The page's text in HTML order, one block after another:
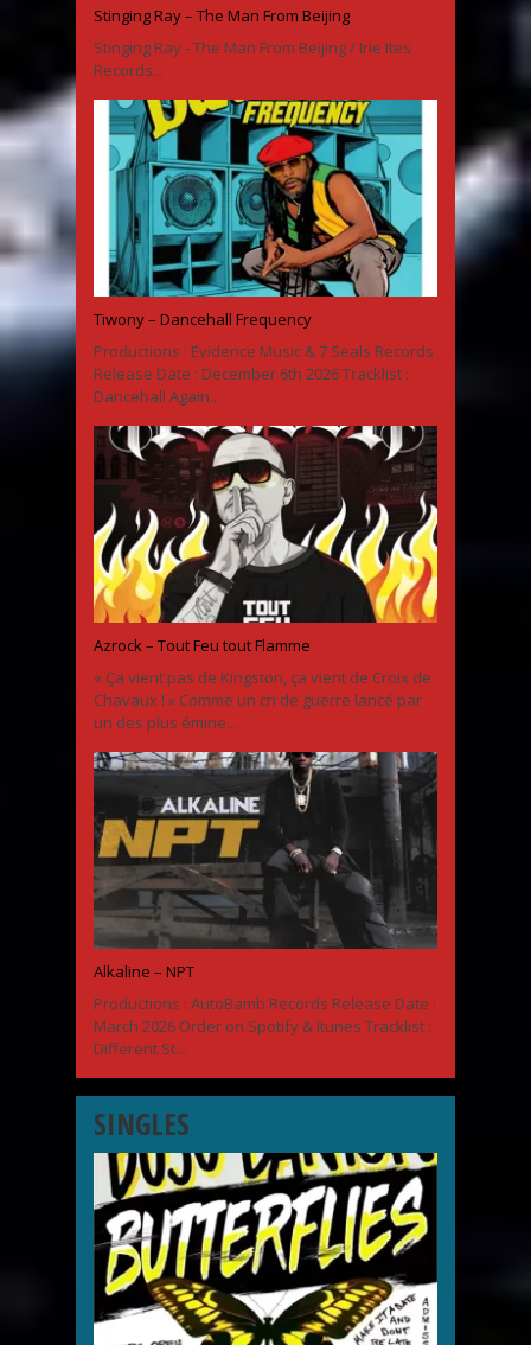
Stinging Ray – The Man From Beijing
Stinging Ray - The Man From Beijing / Irie Ites
Records...
Tiwony – Dancehall Frequency
Productions : Evidence Music & 7 Seals Records
Release Date : December 6th 2026 Tracklist :
Dancehall Again...
Azrock – Tout Feu tout Flamme
« Ça vient pas de Kingston, ça vient de Croix de
Chavaux ! » Comme un cri de guerre lancé par
un des plus émine...
Alkaline – NPT
Productions : AutoBamb Records Release Date :
March 2026 Order on Spotify & Itunes Tracklist :
Different St...
SINGLES